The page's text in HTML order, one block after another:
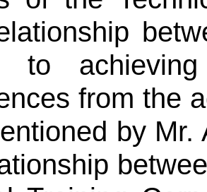
to
from the
by Mr.